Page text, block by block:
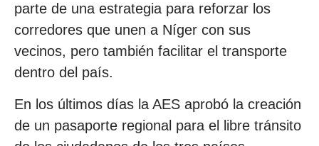
parte de una estrategia para reforzar los
corredores que unen a Níger con sus
vecinos, pero también facilitar el transporte
dentro del país.
En los últimos días la AES aprobó la creación
de un pasaporte regional para el libre tránsito